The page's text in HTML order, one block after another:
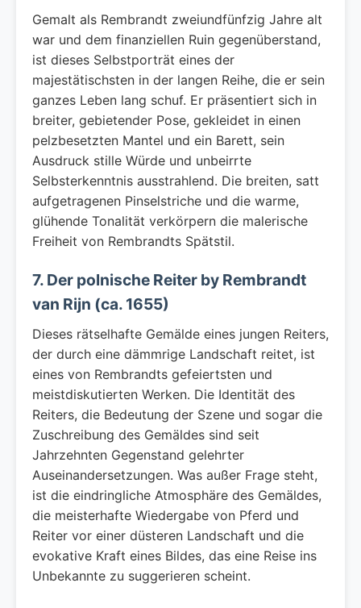
Gemalt als Rembrandt zweiundfünfzig Jahre alt
war und dem finanziellen Ruin gegenüberstand,
ist dieses Selbstporträt eines der
majestätischsten in der langen Reihe, die er sein
ganzes Leben lang schuf. Er präsentiert sich in
breiter, gebietender Pose, gekleidet in einen
pelzbesetzten Mantel und ein Barett, sein
Ausdruck stille Würde und unbeirrte
Selbsterkenntnis ausstrahlend. Die breiten, satt
aufgetragenen Pinselstriche und die warme,
glühende Tonalität verkörpern die malerische
Freiheit von Rembrandts Spätstil.
7. Der polnische Reiter by Rembrandt
van Rijn (ca. 1655)
Dieses rätselhafte Gemälde eines jungen Reiters,
der durch eine dämmrige Landschaft reitet, ist
eines von Rembrandts gefeiertsten und
meistdiskutierten Werken. Die Identität des
Reiters, die Bedeutung der Szene und sogar die
Zuschreibung des Gemäldes sind seit
Jahrzehnten Gegenstand gelehrter
Auseinandersetzungen. Was außer Frage steht,
ist die eindringliche Atmosphäre des Gemäldes,
die meisterhafte Wiedergabe von Pferd und
Reiter vor einer düsteren Landschaft und die
evokative Kraft eines Bildes, das eine Reise ins
Unbekannte zu suggerieren scheint.